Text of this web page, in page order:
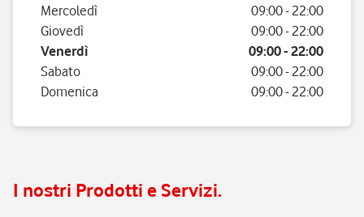
Mercoledì
09:00- 22:00
Giovedì
09:00- 22:00
Venerdì
09:00- 22:00
Sabato
09:00- 22:00
Domenica
09:00- 22:00
I nostri Prodotti e Servizi.